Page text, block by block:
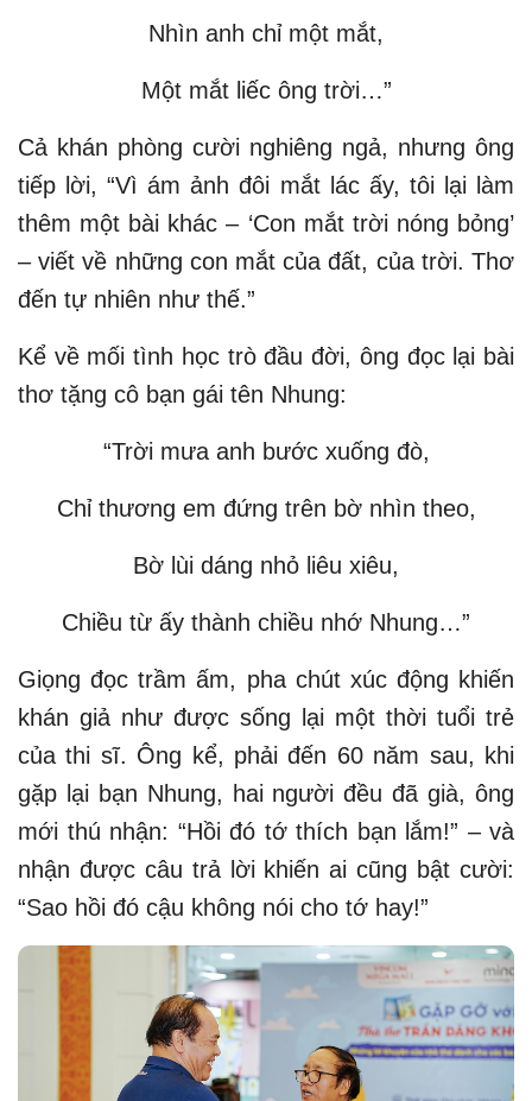
Nhìn anh chỉ một mắt,
Một mắt liếc ông trời…”
Cả khán phòng cười nghiêng ngả, nhưng ông
tiếp lời, “Vì ám ảnh đôi mắt lác ấy, tôi lại làm
thêm một bài khác – ‘Con mắt trời nóng bỏng’
– viết về những con mắt của đất, của trời. Thơ
đến tự nhiên như thế.”
Kể về mối tình học trò đầu đời, ông đọc lại bài
thơ tặng cô bạn gái tên Nhung:
“Trời mưa anh bước xuống đò,
Chỉ thương em đứng trên bờ nhìn theo,
Bờ lùi dáng nhỏ liêu xiêu,
Chiều từ ấy thành chiều nhớ Nhung…”
Giọng đọc trầm ấm, pha chút xúc động khiến
khán giả như được sống lại một thời tuổi trẻ
của thi sĩ. Ông kể, phải đến 60 năm sau, khi
gặp lại bạn Nhung, hai người đều đã già, ông
mới thú nhận: “Hồi đó tớ thích bạn lắm!” – và
nhận được câu trả lời khiến ai cũng bật cười:
“Sao hồi đó cậu không nói cho tớ hay!”